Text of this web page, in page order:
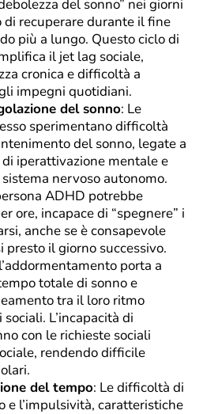
del sonno” nei giorni
di recuperare durante il fine
più a lungo. Questo ciclo di
il jet lag sociale,
cronica e difficoltà a
impegni quotidiani.
del sonno: Le
sperimentano difficoltà
del sonno, legate a
iperattivazione mentale e
nervoso autonomo.
ADHD potrebbe
ore, incapace di “spegnere” i
anche se è consapevole
presto il giorno successivo.
porta a
totale di sonno e
tra il loro ritmo
L’incapacità di
con le richieste sociali
rendendo difficile
del tempo: Le difficoltà di
e l’impulsività, caratteristiche